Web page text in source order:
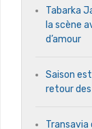
Tabarka
la scène
d’amour
Saison
retour des
Transavia